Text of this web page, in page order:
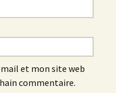
et mon site web
commentaire.